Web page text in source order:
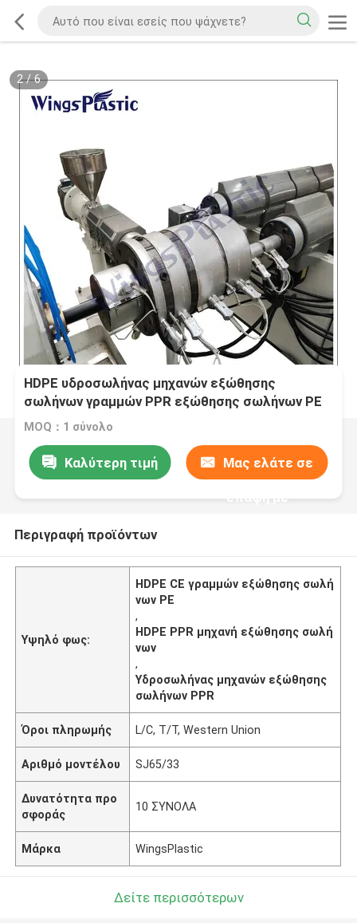
2/6
HDPE υδροσωλήνας μηχανών εξώθησης
σωλήνων γραμμών PPR εξώθησης σωλήνων PE
MOQ：1 σύνολο
Καλύτερη τιμή Μας ελάτε σε
επαφή με
Περιγραφή προϊόντων
Υψηλό φως:
HDPE CE γραμμών εξώθησης σωλή
νων PE
,
HDPE PPR μηχανή εξώθησης σωλή
νων
,
Υδροσωλήνας μηχανών εξώθησης
σωλήνων PPR
Όροι πληρωμής L/C, T/T, Western Union
Αριθμό μοντέλου SJ65/33
Δυνατότητα προ
σφοράς
10 ΣΥΝΟΛΑ
Μάρκα WingsPlastic
Δείτε περισσότερων